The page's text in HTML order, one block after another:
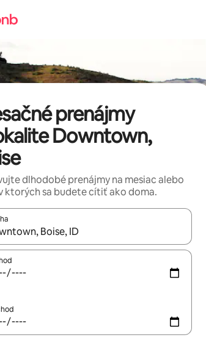
prenájmy
Downtown,
dlhodobé prenájmy na mesiac alebo
ktorých sa budete cítiť ako doma.
budú výsledky k dispozícii, môžete si ich